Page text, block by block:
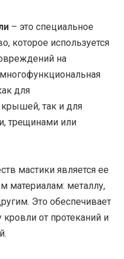
– это специальное
которое используется
на
для
крышей, так и для
трещинами или
мастики является ее
материалам: металлу,
Это обеспечивает
от протеканий и